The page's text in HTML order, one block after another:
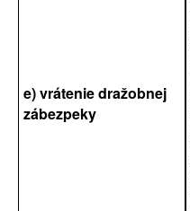
e) vrátenie dražobnej
zábezpeky